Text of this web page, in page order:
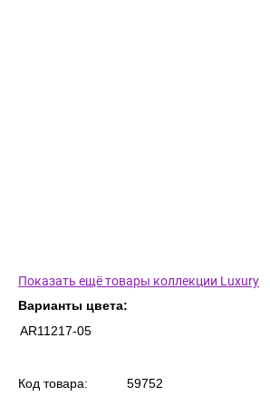
Показать ещё товары коллекции Luxury
Варианты цвета:
AR11217-05
Код товара: 59752